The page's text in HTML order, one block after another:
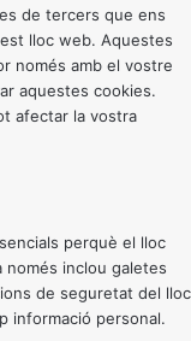
de tercers que ens
lloc web. Aquestes
només amb el vostre
aquestes cookies.
afectar la vostra
perquè el lloc
inclou galetes
de seguretat del lloc
informació personal.